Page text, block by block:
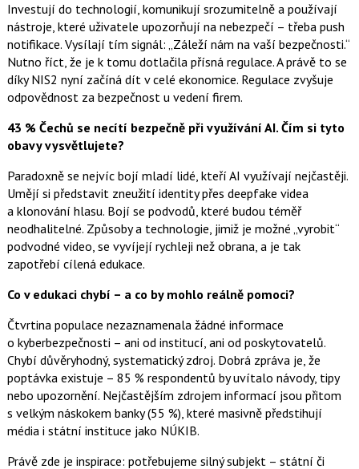
Investují do technologií, komunikují srozumitelně a používají
nástroje, které uživatele upozorňují na nebezpečí – třeba push
notifikace. Vysílají tím signál: „Záleží nám na vaší bezpečnosti.“
Nutno říct, že je k tomu dotlačila přísná regulace. A právě to se
díky NIS2 nyní začíná dít v celé ekonomice. Regulace zvyšuje
odpovědnost za bezpečnost u vedení firem.
43 % Čechů se necítí bezpečně při využívání AI. Čím si tyto
obavy vysvětlujete?
Paradoxně se nejvíc bojí mladí lidé, kteří AI využívají nejčastěji.
Umějí si představit zneužití identity přes deepfake videa
a klonování hlasu. Bojí se podvodů, které budou téměř
neodhalitelné. Způsoby a technologie, jimiž je možné „vyrobit“
podvodné video, se vyvíjejí rychleji než obrana, a je tak
zapotřebí cílená edukace.
Co v edukaci chybí – a co by mohlo reálně pomoci?
Čtvrtina populace nezaznamenala žádné informace
o kyberbezpečnosti – ani od institucí, ani od poskytovatelů.
Chybí důvěryhodný, systematický zdroj. Dobrá zpráva je, že
poptávka existuje – 85 % respondentů by uvítalo návody, tipy
nebo upozornění. Nejčastějším zdrojem informací jsou přitom
s velkým náskokem banky (55 %), které masivně předstihují
média i státní instituce jako NÚKIB.
Právě zde je inspirace: potřebujeme silný subjekt – státní či